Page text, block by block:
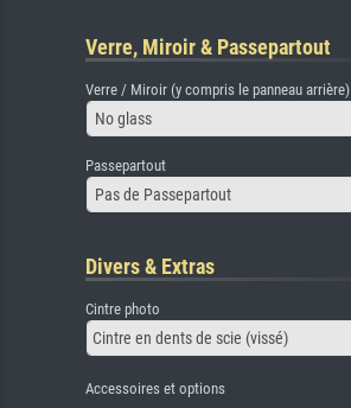
Verre, Miroir & Passepartout
Verre / Miroir (y compris le panneau arrière)
No glass
Passepartout
Pas de Passepartout
Divers & Extras
Cintre photo
Cintre en dents de scie (vissé)
Accessoires et options